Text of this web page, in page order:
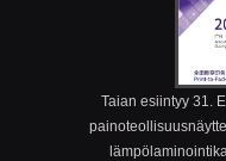
Taian esiintyy 31.